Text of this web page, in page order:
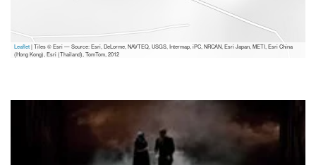
Leaflet| Tiles © Esri — Source: Esri, DeLorme, NAVTEQ, USGS, Intermap, iPC, NRCAN, Esri Japan, METI, Esri China
(Hong Kong), Esri (Thailand), TomTom, 2012